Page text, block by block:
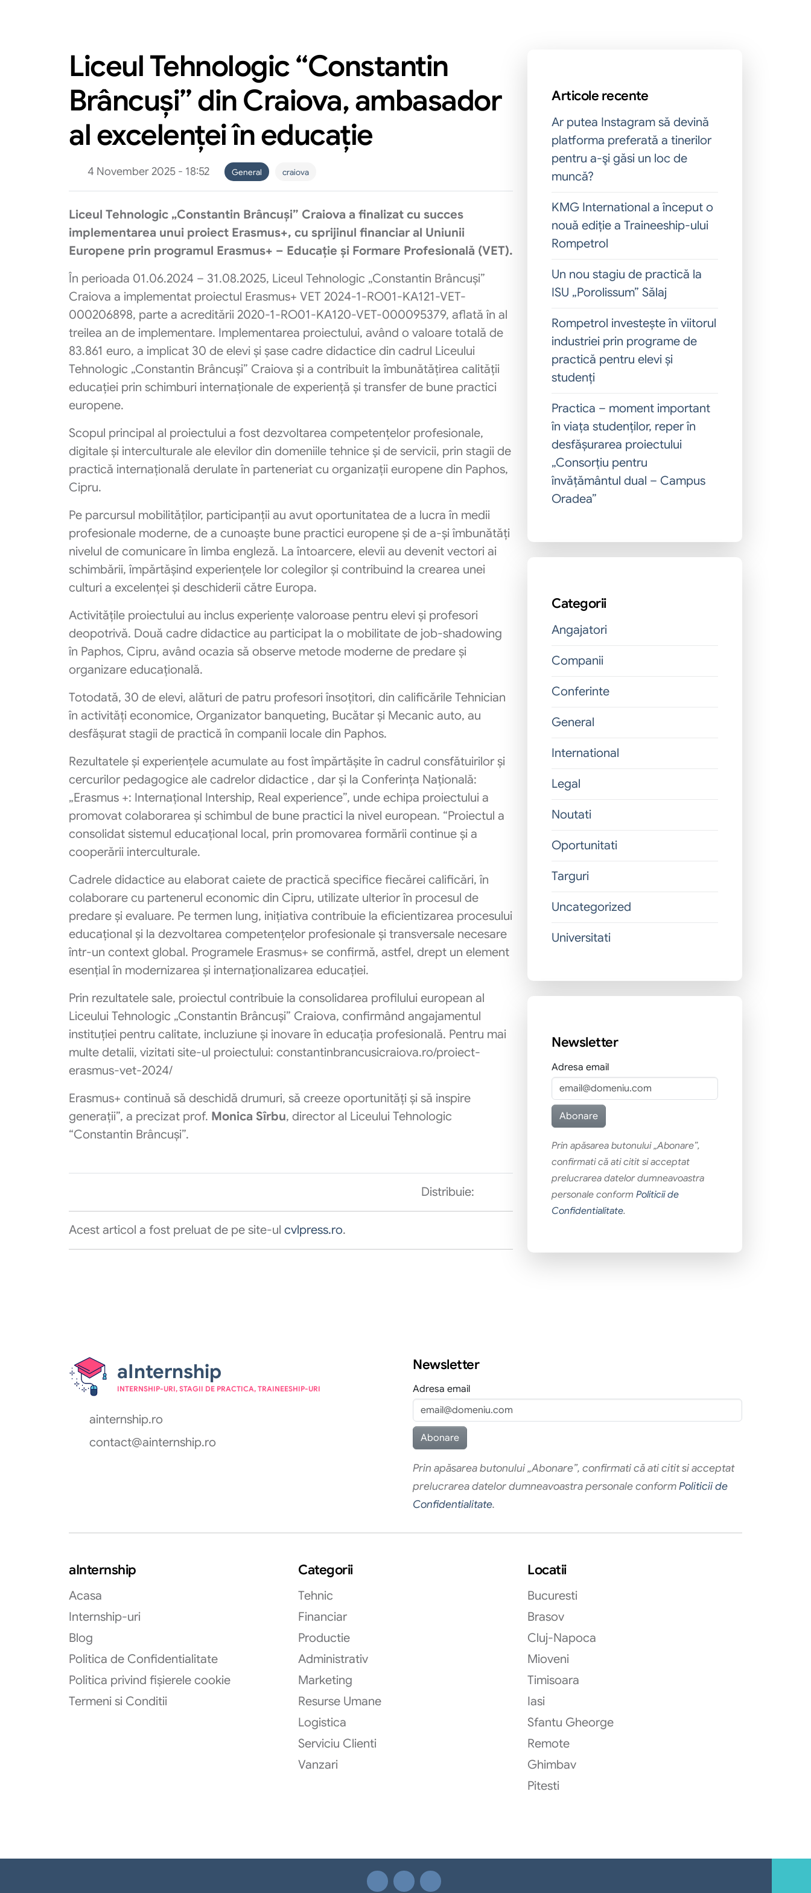
Liceul Tehnologic “Constantin
Brâncuși” din Craiova, ambasador
al excelenței în educație
4 November 2025 - 18:52 General craiova
Liceul Tehnologic „Constantin Brâncuși” Craiova a finalizat cu succes
implementarea unui proiect Erasmus+, cu sprijinul financiar al Uniunii
Europene prin programul Erasmus+ – Educație și Formare Profesională (VET).
În perioada 01.06.2024 – 31.08.2025, Liceul Tehnologic „Constantin Brâncuși”
Craiova a implementat proiectul Erasmus+ VET 2024-1-RO01-KA121-VET-
000206898, parte a acreditării 2020-1-RO01-KA120-VET-000095379, aflată în al
treilea an de implementare. Implementarea proiectului, având o valoare totală de
83.861 euro, a implicat 30 de elevi și șase cadre didactice din cadrul Liceului
Tehnologic „Constantin Brâncuși” Craiova și a contribuit la îmbunătățirea calității
educației prin schimburi internaționale de experiență și transfer de bune practici
europene.
Scopul principal al proiectului a fost dezvoltarea competențelor profesionale,
digitale și interculturale ale elevilor din domeniile tehnice și de servicii, prin stagii de
practică internațională derulate în parteneriat cu organizații europene din Paphos,
Cipru.
Pe parcursul mobilităților, participanții au avut oportunitatea de a lucra în medii
profesionale moderne, de a cunoaște bune practici europene și de a-și îmbunătăți
nivelul de comunicare în limba engleză. La întoarcere, elevii au devenit vectori ai
schimbării, împărtășind experiențele lor colegilor și contribuind la crearea unei
culturi a excelenței și deschiderii către Europa.
Activitățile proiectului au inclus experiențe valoroase pentru elevi și profesori
deopotrivă. Două cadre didactice au participat la o mobilitate de job-shadowing
în Paphos, Cipru, având ocazia să observe metode moderne de predare și
organizare educațională.
Totodată, 30 de elevi, alături de patru profesori însoțitori, din calificările Tehnician
în activități economice, Organizator banqueting, Bucătar și Mecanic auto, au
desfășurat stagii de practică în companii locale din Paphos.
Rezultatele și experiențele acumulate au fost împărtășite în cadrul consfătuirilor și
cercurilor pedagogice ale cadrelor didactice , dar și la Conferința Națională:
„Erasmus +: Internațional Intership, Real experience”, unde echipa proiectului a
promovat colaborarea și schimbul de bune practici la nivel european. “Proiectul a
consolidat sistemul educațional local, prin promovarea formării continue și a
cooperării interculturale.
Cadrele didactice au elaborat caiete de practică specifice fiecărei calificări, în
colaborare cu partenerul economic din Cipru, utilizate ulterior în procesul de
predare și evaluare. Pe termen lung, inițiativa contribuie la eficientizarea procesului
educațional și la dezvoltarea competențelor profesionale și transversale necesare
într-un context global. Programele Erasmus+ se confirmă, astfel, drept un element
esențial în modernizarea și internaționalizarea educației.
Prin rezultatele sale, proiectul contribuie la consolidarea profilului european al
Liceului Tehnologic „Constantin Brâncuși” Craiova, confirmând angajamentul
instituției pentru calitate, incluziune și inovare în educația profesională. Pentru mai
multe detalii, vizitati site-ul proiectului: constantinbrancusicraiova.ro/proiect-
erasmus-vet-2024/
Erasmus+ continuă să deschidă drumuri, să creeze oportunități și să inspire
generații”, a precizat prof. Monica Sîrbu, director al Liceului Tehnologic
“Constantin Brâncuși”.
Distribuie:
Acest articol a fost preluat de pe site-ul cvlpress.ro.
Articole recente
Ar putea Instagram să devină
platforma preferată a tinerilor
pentru a-şi găsi un loc de
muncă?
KMG International a început o
nouă ediție a Traineeship-ului
Rompetrol
Un nou stagiu de practică la
ISU „Porolissum” Sălaj
Rompetrol investește în viitorul
industriei prin programe de
practică pentru elevi și
studenți
Practica – moment important
în viața studenților, reper în
desfășurarea proiectului
„Consorțiu pentru
învățământul dual – Campus
Oradea”
Categorii
Angajatori
Companii
Conferinte
General
International
Legal
Noutati
Oportunitati
Targuri
Uncategorized
Universitati
Newsletter
Adresa email
Prin apăsarea butonului „Abonare”,
confirmati că ati citit si acceptat
prelucrarea datelor dumneavoastra
personale conform Politicii de
Confidentialitate.
aInternship
INTERNSHIP-URI, STAGII DE PRACTICA, TRAINEESHIP-URI
ainternship.ro
contact@ainternship.ro
Newsletter
Adresa email
Prin apăsarea butonului „Abonare”, confirmati că ati citit si acceptat
prelucrarea datelor dumneavoastra personale conformPoliticii de
Confidentialitate.
aInternship
Acasa
Internship-uri
Blog
Politica de Confidentialitate
Politica privind fișierele cookie
Termeni si Conditii
Categorii
Tehnic
Financiar
Productie
Administrativ
Marketing
Resurse Umane
Logistica
Serviciu Clienti
Vanzari
Locatii
Bucuresti
Brasov
Cluj-Napoca
Mioveni
Timisoara
Iasi
Sfantu Gheorge
Remote
Ghimbav
Pitesti